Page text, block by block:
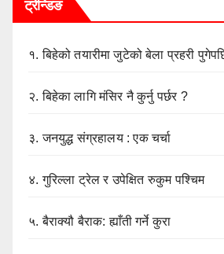
ट्रेन्डिङ
१.बिहेको तयारीमा जुटेको बेला प्रहरी
२.बिहेका लागि मंसिर नै कुर्नु पर्छर ?
३.जनयुद्ध संग्रहालय : एक चर्चा
४.गुरिल्ला ट्रेल र उपेक्षित रुकुम पश्चिम
५.बैराक्यौ बैराक: ह्याँती गर्ने कुरा